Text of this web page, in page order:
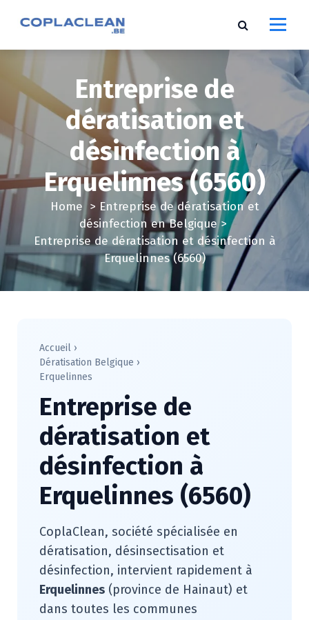
e
n
t
Entreprise de
dératisation et
désinfection à
Erquelinnes (6560)
Home > Entreprise de dératisation et
désinfection en Belgique>
Entreprise de dératisation et désinfection à
Erquelinnes (6560)
Accueil ›
Dératisation Belgique ›
Erquelinnes
Entreprise de
dératisation et
désinfection à
Erquelinnes (6560)
CoplaClean, société spécialisée en
dératisation, désinsectisation et
désinfection, intervient rapidement à
Erquelinnes (province de Hainaut) et
dans toutes les communes